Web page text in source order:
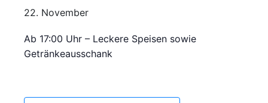
22. November
Ab 17:00 Uhr – Leckere Speisen sowie
Getränkeausschank